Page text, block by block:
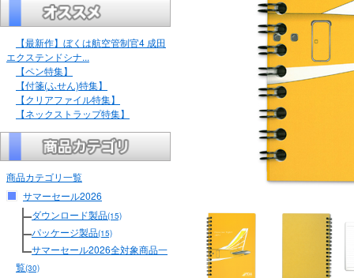
【最新作】ぼくは航空管制官4 成田
エクステンドシナ...
【ペン特集】
【付箋(ふせん)特集】
【クリアファイル特集】
【ネックストラップ特集】
商品カテゴリ一覧
サマーセール2026
ダウンロード製品(15)
パッケージ製品(15)
サマーセール2026全対象商品一
覧(30)